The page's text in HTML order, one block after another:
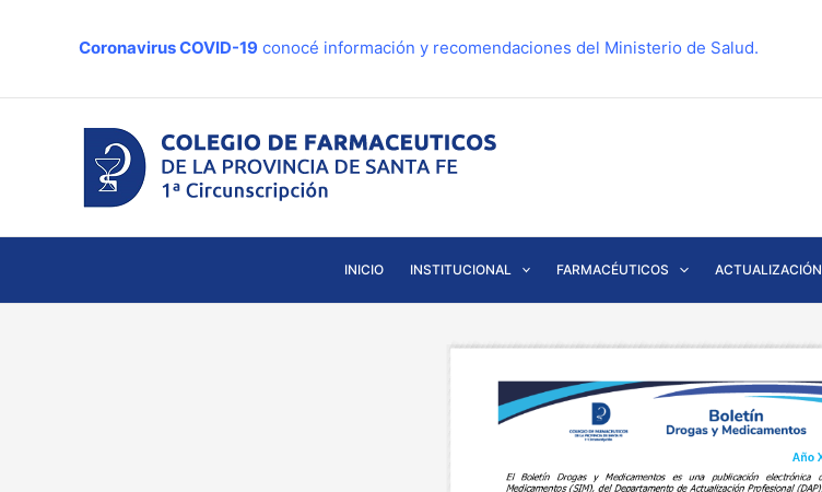
Coronavirus COVID-19 conocé información y recomendaciones del Ministerio de Salud.
INICIO INSTITUCIONAL FARMACÉUTICOS ACTUALIZACIÓN